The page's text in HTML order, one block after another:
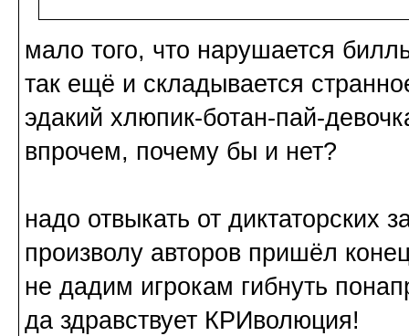
мало того, что нарушается
так ещё и складывается
эдакий хлюпик-ботан-пай-
впрочем, почему бы и нет?
надо отвыкать от диктаторских
произволу авторов пришёл
не дадим игрокам гибнуть
да здравствует КРИволюция!